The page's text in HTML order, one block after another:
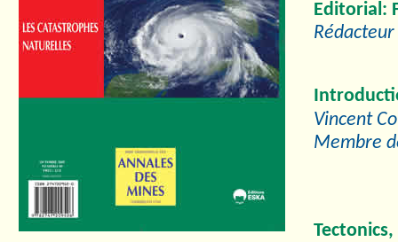
Editorial:
Vincent
Membre